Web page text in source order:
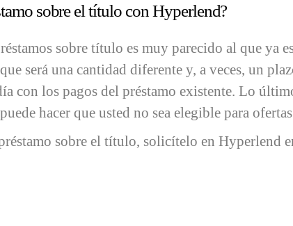
sobre el título con Hyperlend?
sobre título es muy parecido al que ya
será una cantidad diferente y, a veces, un
con los pagos del préstamo existente. Lo
hacer que usted no sea elegible para
sobre el título, solicítelo en Hyperlend